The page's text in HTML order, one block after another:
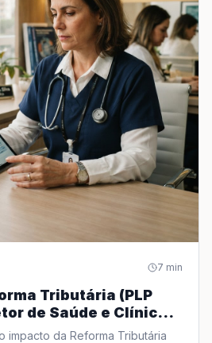
7 min
Tributária (PLP
de Saúde e Clínicas
Definitivo para 2026
impacto da Reforma Tributária